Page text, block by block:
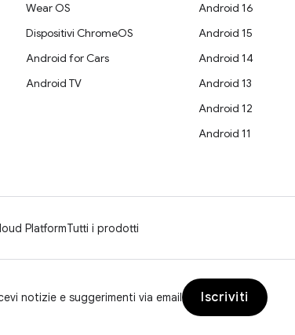
Wear OS
Dispositivi ChromeOS
Android for Cars
Android TV
Android 16
Android 15
Android 14
Android 13
Android 12
Android 11
PlatformTutti i prodotti
notizie e suggerimenti via email Iscriviti